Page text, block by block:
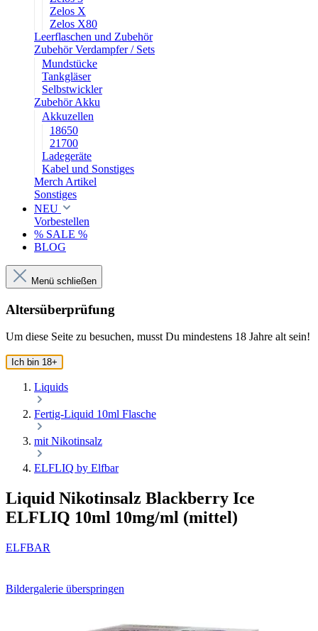
Zelos X
Zelos X80
Leerflaschen und Zubehör
Zubehör Verdampfer / Sets
Mundstücke
Tankgläser
Selbstwickler
Zubehör Akku
Akkuzellen
18650
21700
Ladegeräte
Kabel und Sonstiges
Merch Artikel
Sonstiges
NEU
Vorbestellen
% SALE %
BLOG
Menü schließen
Altersüberprüfung
Um diese Seite zu besuchen, musst Du mindestens 18 Jahre alt sein!
Ich bin 18+
Liquids
Fertig-Liquid 10ml Flasche
mit Nikotinsalz
ELFLIQ by Elfbar
Liquid Nikotinsalz Blackberry Ice
ELFLIQ 10ml 10mg/ml (mittel)
ELFBAR
Bildergalerie überspringen